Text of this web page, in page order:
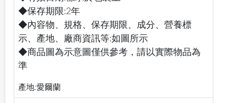
◆保存期限:2年
◆內容物、規格、保存期限、成分、營養標
示、產地、廠商資訊等:如圖所示
◆商品圖為示意圖僅供參考，請以實際物品為
準
產地:愛爾蘭